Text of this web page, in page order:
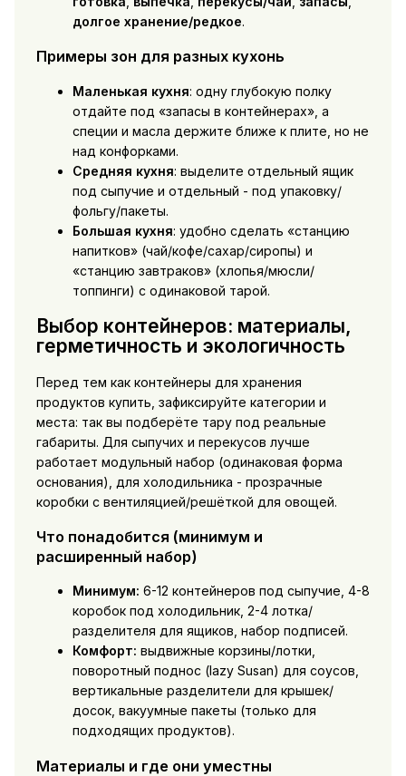
долгое хранение/редкое.
Примеры зон для разных кухонь
Маленькая кухня: одну глубокую полку
отдайте под «запасы в контейнерах», а
специи и масла держите ближе к плите, но не
над конфорками.
Средняя кухня: выделите отдельный ящик
под сыпучие и отдельный - под упаковку/
фольгу/пакеты.
Большая кухня: удобно сделать «станцию
напитков» (чай/кофе/сахар/сиропы) и
«станцию завтраков» (хлопья/мюсли/
топпинги) с одинаковой тарой.
Выбор контейнеров: материалы,
герметичность и экологичность
Перед тем как контейнеры для хранения
продуктов купить , зафиксируйте категории и
места: так вы подберёте тару под реальные
габариты. Для сыпучих и перекусов лучше
работает модульный набор (одинаковая форма
основания), для холодильника - прозрачные
коробки с вентиляцией/решёткой для овощей.
Что понадобится (минимум и
расширенный набор)
Минимум: 6-12 контейнеров под сыпучие, 4-8
коробок под холодильник, 2-4 лотка/
разделителя для ящиков, набор подписей.
Комфорт: выдвижные корзины/лотки,
поворотный поднос (lazy Susan) для соусов,
вертикальные разделители для крышек/
досок, вакуумные пакеты (только для
подходящих продуктов).
Материалы и где они уместны